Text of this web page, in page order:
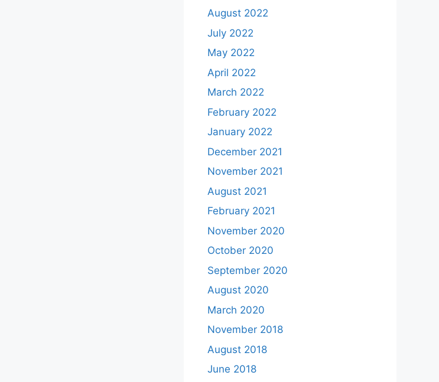
August 2022
July 2022
May 2022
April 2022
March 2022
February 2022
January 2022
December 2021
November 2021
August 2021
February 2021
November 2020
October 2020
September 2020
August 2020
March 2020
November 2018
August 2018
June 2018